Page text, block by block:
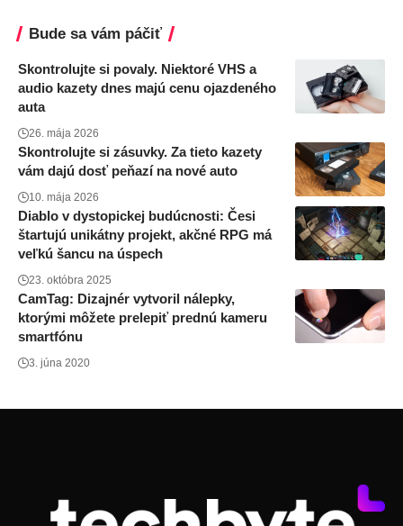
Bude sa vám páčiť
Skontrolujte si povaly. Niektoré VHS a
audio kazety dnes majú cenu ojazdeného
auta
26. mája 2026
Skontrolujte si zásuvky. Za tieto kazety
vám dajú dosť peňazí na nové auto
10. mája 2026
Diablo v dystopickej budúcnosti: Česi
štartujú unikátny projekt, akčné RPG má
veľkú šancu na úspech
23. októbra 2025
CamTag: Dizajnér vytvoril nálepky,
ktorými môžete prelepiť prednú kameru
smartfónu
3. júna 2020